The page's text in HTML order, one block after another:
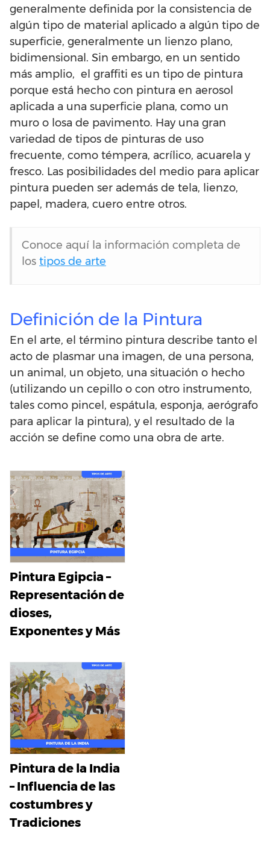
generalmente definida por la consistencia de
algún tipo de material aplicado a algún tipo de
superficie, generalmente un lienzo plano,
bidimensional. Sin embargo, en un sentido
más amplio, el graffiti es un tipo de pintura
porque está hecho con pintura en aerosol
aplicada a una superficie plana, como un
muro o losa de pavimento. Hay una gran
variedad de tipos de pinturas de uso
frecuente, como témpera, acrílico, acuarela y
fresco. Las posibilidades del medio para aplicar
pintura pueden ser además de tela, lienzo,
papel, madera, cuero entre otros.
Conoce aquí la información completa de
los tipos de arte
Definición de la Pintura
En el arte, el término pintura describe tanto el
acto de plasmar una imagen, de una persona,
un animal, un objeto, una situación o hecho
(utilizando un cepillo o con otro instrumento,
tales como pincel, espátula, esponja, aerógrafo
para aplicar la pintura), y el resultado de la
acción se define como una obra de arte.
Pintura Egipcia –
Representación de
dioses,
Exponentes y Más
Pintura de la India
– Influencia de las
costumbres y
Tradiciones